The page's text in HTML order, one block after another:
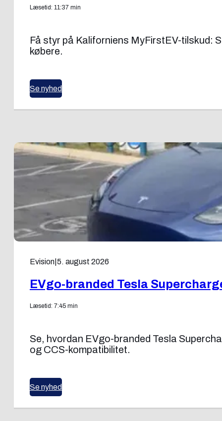
Læsetid: 11:37 min
Få styr på Kaliforniens MyFirstEV-tilskud:
købere.
Se nyhed
Evision 5. august 2026
EVgo-branded Tesla
Læsetid: 7:45 min
Se, hvordan EVgo-branded Tesla
og CCS-kompatibilitet.
Se nyhed